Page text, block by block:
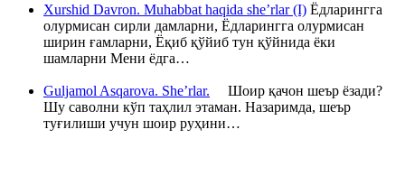
Xurshid Davron. Muhabbat haqida she’rlar (I) Ёдларингга
олурмисан сирли дамларни, Ёдларингга олурмисан
ширин ғамларни, Ёқиб қўйиб тун қўйнида ёки
шамларни Мени ёдга…
Guljamol Asqarova. She’rlar. Шоир қачон шеър ёзади?
Шу саволни кўп таҳлил этаман. Назаримда, шеър
туғилиши учун шоир руҳини…